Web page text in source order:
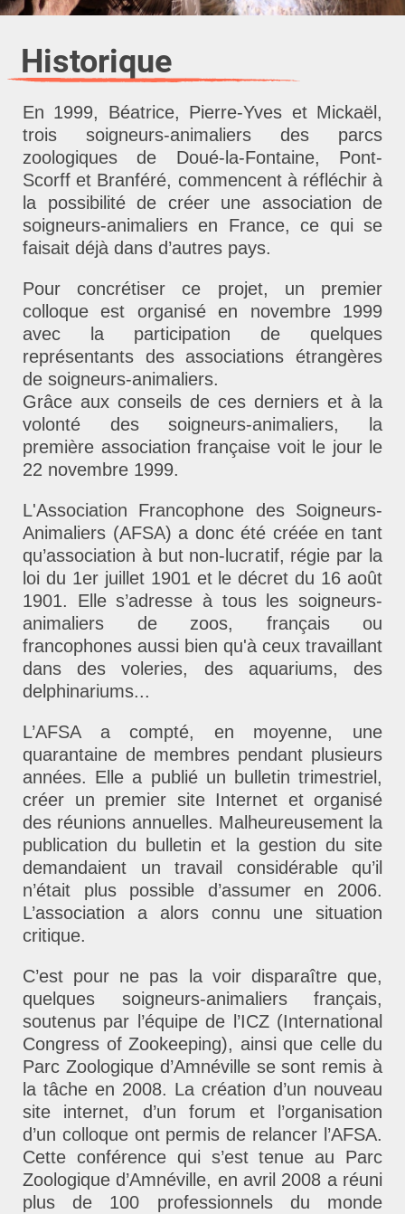
Historique
En 1999, Béatrice, Pierre-Yves et Mickaël,
trois soigneurs-animaliers des parcs
zoologiques de Doué-la-Fontaine, Pont-
Scorff et Branféré, commencent à réfléchir à
la possibilité de créer une association de
soigneurs-animaliers en France, ce qui se
faisait déjà dans d’autres pays.
Pour concrétiser ce projet, un premier
colloque est organisé en novembre 1999
avec la participation de quelques
représentants des associations étrangères
de soigneurs-animaliers.
Grâce aux conseils de ces derniers et à la
volonté des soigneurs-animaliers, la
première association française voit le jour le
22 novembre 1999.
L'Association Francophone des Soigneurs-
Animaliers (AFSA) a donc été créée en tant
qu’association à but non-lucratif, régie par la
loi du 1er juillet 1901 et le décret du 16 août
1901. Elle s’adresse à tous les soigneurs-
animaliers de zoos, français ou
francophones aussi bien qu'à ceux travaillant
dans des voleries, des aquariums, des
delphinariums...
L’AFSA a compté, en moyenne, une
quarantaine de membres pendant plusieurs
années. Elle a publié un bulletin trimestriel,
créer un premier site Internet et organisé
des réunions annuelles. Malheureusement la
publication du bulletin et la gestion du site
demandaient un travail considérable qu’il
n’était plus possible d’assumer en 2006.
L’association a alors connu une situation
critique.
C’est pour ne pas la voir disparaître que,
quelques soigneurs-animaliers français,
soutenus par l’équipe de l’ICZ (International
Congress of Zookeeping), ainsi que celle du
Parc Zoologique d’Amnéville se sont remis à
la tâche en 2008. La création d’un nouveau
site internet, d’un forum et l’organisation
d’un colloque ont permis de relancer l’AFSA.
Cette conférence qui s’est tenue au Parc
Zoologique d’Amnéville, en avril 2008 a réuni
plus de 100 professionnels du monde